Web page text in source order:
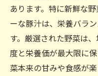
あります。特に新鮮な
ーな豚汁は、栄養バラ
す。厳選された野菜は
度と栄養価が最大限に
菜本来の甘みや食感が